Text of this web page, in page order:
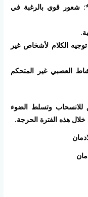
شعور قوي بالرغبة في
الكلام لأشخاص غير
العصبي غير المتحكم
للانسحاب وتسلط الضوء
هذه الفترة الحرجة.